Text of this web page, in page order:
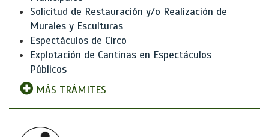
Solicitud de Restauración y/o Realización de
Murales y Esculturas
Espectáculos de Circo
Explotación de Cantinas en Espectáculos
Públicos
MÁS TRÁMITES